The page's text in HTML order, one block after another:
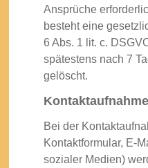
Ansprüche
besteht eine
6 Abs. 1 lit. c.
spätestens nach 7
gelöscht.
Kontaktaufnahme
Bei der
Kontaktformular, E-
sozialer Medien)